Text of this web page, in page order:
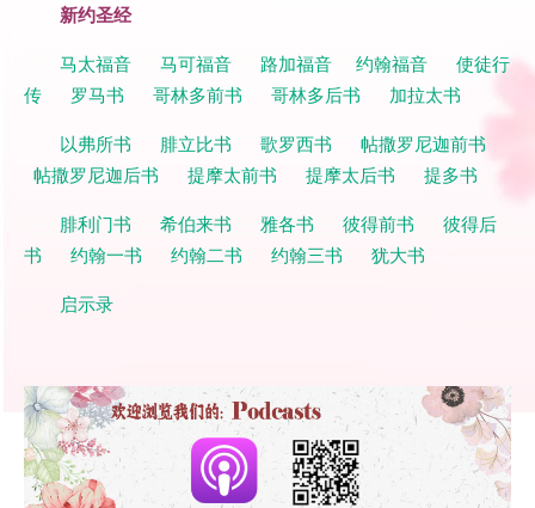
新约圣经
马太福音 马可福音 路加福音 约翰福音
使徒行
传
罗马书 哥林多前书 哥林多后书
加拉太书
以弗所书
腓立比书 歌罗西书
帖撒罗尼迦前书
帖撒罗尼迦后书
提摩太前书 提摩太后书
提多书
腓利门书
希伯来书 雅各书 彼得前书
彼得后
书
约翰一书 约翰二书 约翰三书
犹大书
启示录